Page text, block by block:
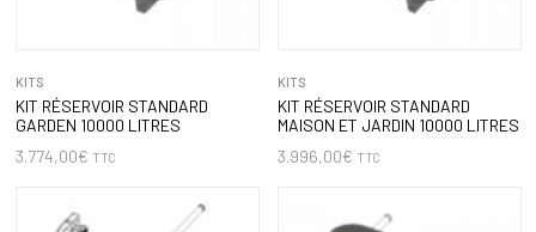
KITS
KIT RÉSERVOIR STANDARD
GARDEN 10000 LITRES
3.774,00€ TTC
KITS
KIT RÉSERVOIR STANDARD
MAISON ET JARDIN 10000 LITRES
3.996,00€ TTC